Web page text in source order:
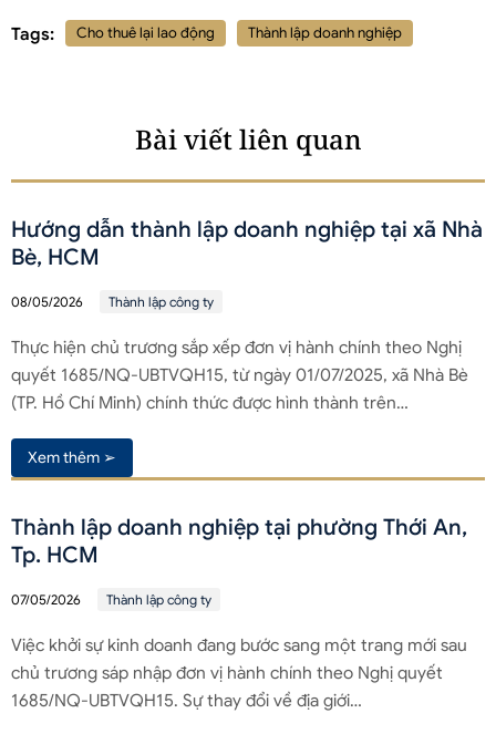
Tags: Cho thuê lại lao động Thành lập doanh nghiệp
Bài viết liên quan
Hướng dẫn thành lập doanh nghiệp tại xã Nhà
Bè, HCM
08/05/2026 Thành lập công ty
Thực hiện chủ trương sắp xếp đơn vị hành chính theo Nghị
quyết 1685/NQ-UBTVQH15, từ ngày 01/07/2025, xã Nhà Bè
(TP. Hồ Chí Minh) chính thức được hình thành trên…
Xem thêm ➢
Thành lập doanh nghiệp tại phường Thới An,
Tp. HCM
07/05/2026 Thành lập công ty
Việc khởi sự kinh doanh đang bước sang một trang mới sau
chủ trương sáp nhập đơn vị hành chính theo Nghị quyết
1685/NQ-UBTVQH15. Sự thay đổi về địa giới…